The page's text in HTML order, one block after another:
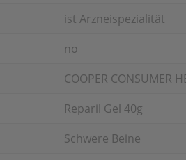
ist Arzneispezialität
no
COOPER CONSUMER
Reparil Gel 40g
Schwere Beine